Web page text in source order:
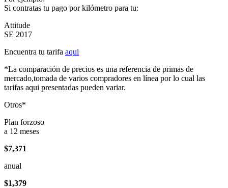
Si contratas tu pago por kilómetro para tu:
Attitude
SE 2017
Encuentra tu tarifa aqui
*La comparación de precios es una referencia de primas de
mercado,tomada de varios compradores en línea por lo cual las
tarifas aqui presentadas pueden variar.
Otros*
Plan forzoso
a 12 meses
$7,371
anual
$1,379